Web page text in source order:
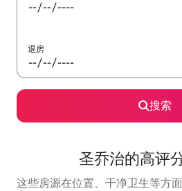
退房
搜索
圣乔治的高评
这些房源在位置、干净卫生等方